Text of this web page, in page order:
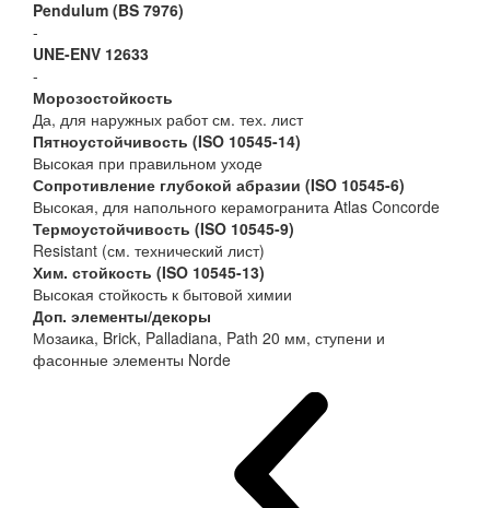
Pendulum (BS 7976)
-
UNE-ENV 12633
-
Морозостойкость
Да, для наружных работ см. тех. лист
Пятноустойчивость (ISO 10545-14)
Высокая при правильном уходе
Сопротивление глубокой абразии (ISO 10545-6)
Высокая, для напольного керамогранита Atlas Concorde
Термоустойчивость (ISO 10545-9)
Resistant (см. технический лист)
Хим. стойкость (ISO 10545-13)
Высокая стойкость к бытовой химии
Доп. элементы/декоры
Мозаика, Brick, Palladiana, Path 20 мм, ступени и
фасонные элементы Norde